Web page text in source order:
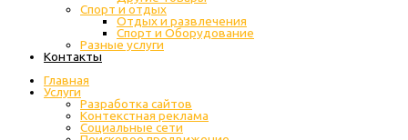
Спорт и отдых
Отдых и развлечения
Спорт и Оборудование
Разные услуги
Контакты
Главная
Услуги
Разработка сайтов
Контекстная реклама
Социальные сети